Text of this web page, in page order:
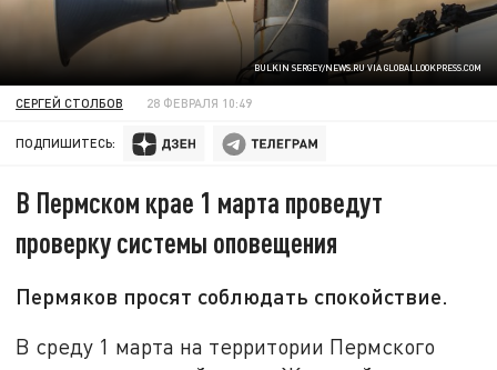
BULKIN SERGEY/NEWS.RU VIA GLOBALLOOKPRESS.COM
СЕРГЕЙ СТОЛБОВ 28 ФЕВРАЛЯ 10:49
ПОДПИШИТЕСЬ:
В Пермском крае 1 марта проведут
проверку системы оповещения
Пермяков просят соблюдать спокойствие.
В среду 1 марта на территории Пермского